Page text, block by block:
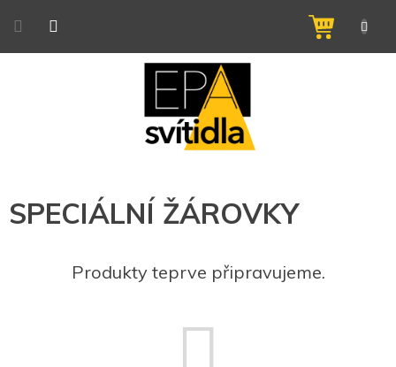
NÁKUPNÍ
KOŠÍK
SPECIÁLNÍ ŽÁROVKY
Produkty teprve připravujeme.